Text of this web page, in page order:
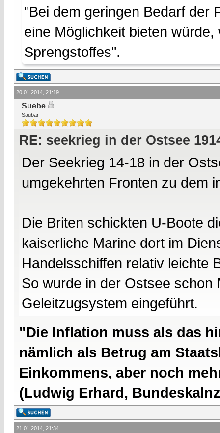
"Bei dem geringen Bedarf der
eine Möglichkeit bieten
Sprengstoffes".
20.01.2014, 21:19
Suebe
Saubär
RE: seekrieg in der Ostsee
Der Seekrieg 14-18 in der
umgekehrten Fronten zu dem
Die Briten schickten U-Boote
kaiserliche Marine dort im
Handelsschiffen relativ leichte
So wurde in der Ostsee schon
Geleitzugsystem eingeführt.
"Die Inflation muss als das
nämlich als Betrug am
Einkommens, aber noch
(Ludwig Erhard,
21.01.2014, 21:34